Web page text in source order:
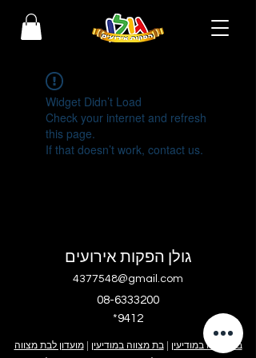
Widget Didn’t Load
Check your internet and refresh
this page.
If that doesn’t work, contact us.
גולן הפקות אירועים
4377548@gmail.com
08-6333200
בר מצווה במודיעין |בת מצווה במודיעין |מועדון לבת מצווה
*9412